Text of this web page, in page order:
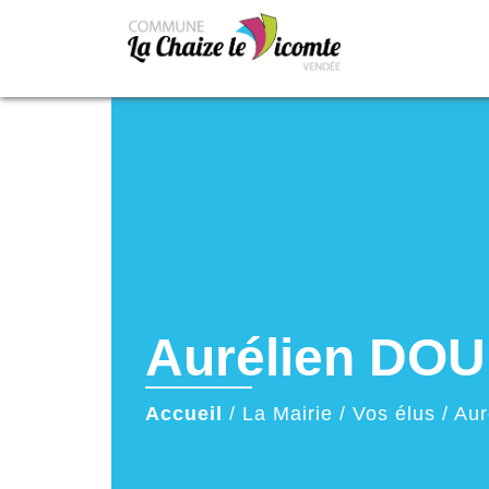
Aurélien
Accueil / La Mairie / Vos élus /